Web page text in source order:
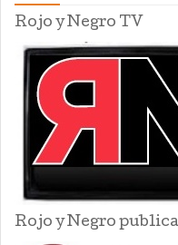
Rojo y Negro TV
Rojo y Negro